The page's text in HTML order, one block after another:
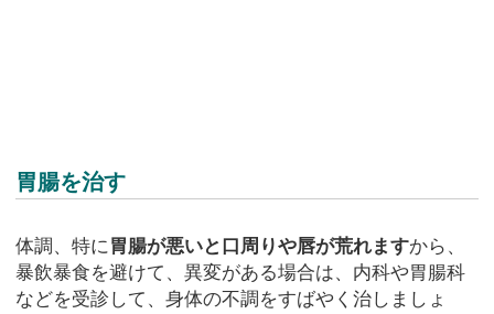
胃腸を治す
体調、特に 胃腸が悪いと口周りや唇が荒れますから、
暴飲暴食を避けて、異変がある場合は、内科や胃腸科
などを受診して、身体の不調をすばやく治しましょ